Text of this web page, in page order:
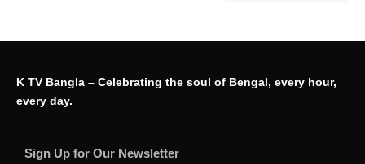
K TV Bangla – Celebrating the soul of Bengal, every hour,
every day.
Sign Up for Our Newsletter